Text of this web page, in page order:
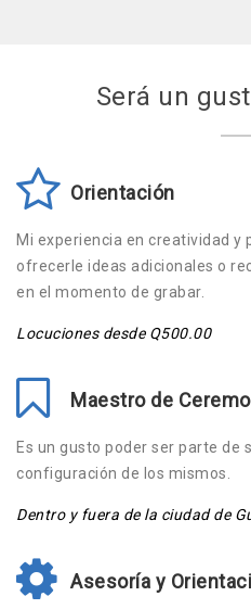
Será un
Orientación
Mi experiencia en creatividad y
ofrecerle ideas adicionales o
en el momento de grabar.
Locuciones desde Q500.00
Maestro de
Es un gusto poder ser parte de
configuración de los mismos.
Dentro y fuera de la ciudad de
Asesoría y